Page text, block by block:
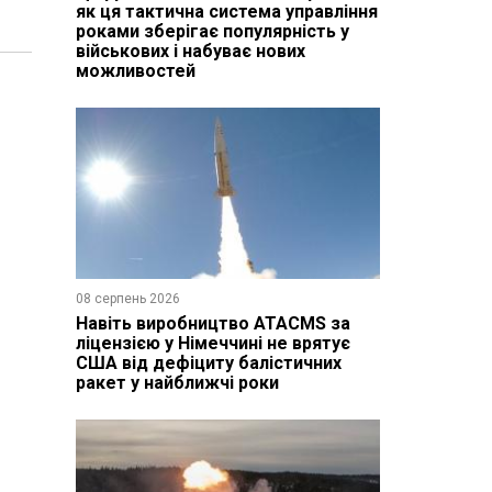
як ця тактична система управління
роками зберігає популярність у
військових і набуває нових
можливостей
08 серпень 2026
Навіть виробництво ATACMS за
ліцензією у Німеччині не врятує
США від дефіциту балістичних
ракет у найближчі роки